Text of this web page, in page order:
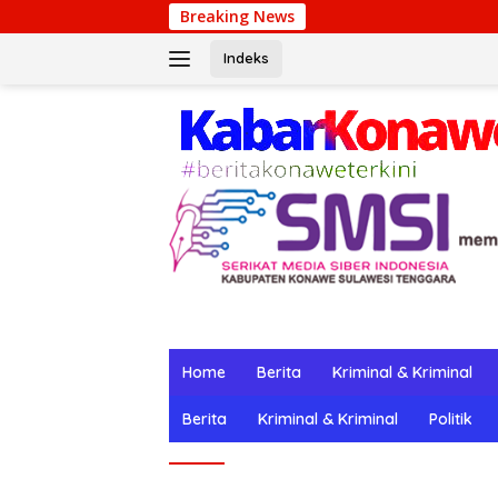
ke
Breaking News
Indeks
Home Berita Kriminal & Kriminal
Berita Kriminal & Kriminal Politik